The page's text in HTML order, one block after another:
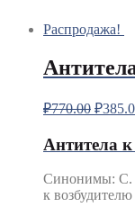
Распродажа!
₽770.00 ₽
Антитела
Синонимы: C.
к